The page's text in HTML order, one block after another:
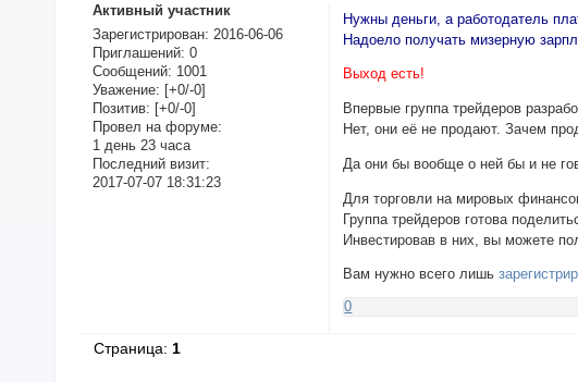
Активный участник
Зарегистрирован: 2016-06-06
Приглашений: 0
Сообщений: 1001
Уважение: [+0/-0]
Позитив: [+0/-0]
Провел на форуме:
1 день 23 часа
Последний визит:
2017-07-07 18:31:23
Нужны деньги, а работодатель
Надоело получать мизерную
Выход есть!
Впервые группа трейдеров
Нет, они её не продают. Зачем
Да они бы вообще о ней бы и не
Для торговли на мировых
Группа трейдеров готова
Инвестировав в них, вы можете
Вам нужно всего лишь
0
Страница:1